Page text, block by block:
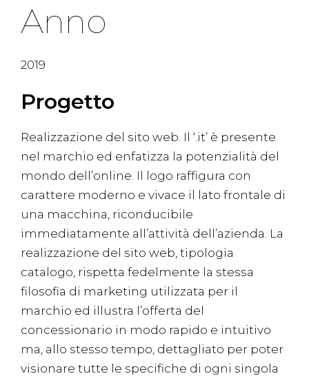
Anno
2019
Progetto
Realizzazione del sito web. Il ‘.it’ è presente
nel marchio ed enfatizza la potenzialità del
mondo dell’online. Il logo raffigura con
carattere moderno e vivace il lato frontale di
una macchina, riconducibile
immediatamente all’attività dell’azienda. La
realizzazione del sito web, tipologia
catalogo, rispetta fedelmente la stessa
filosofia di marketing utilizzata per il
marchio ed illustra l’offerta del
concessionario in modo rapido e intuitivo
ma, allo stesso tempo, dettagliato per poter
visionare tutte le specifiche di ogni singola